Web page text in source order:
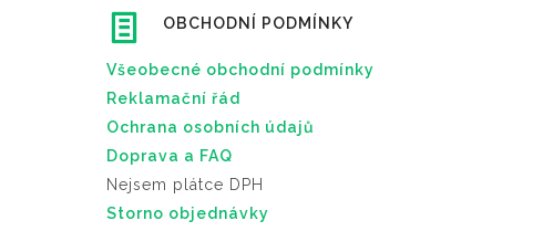
OBCHODNÍ PODMÍNKY
Všeobecné obchodní podmínky
Reklamační řád
Ochrana osobních údajů
Doprava a FAQ
Nejsem plátce DPH
Storno objednávky